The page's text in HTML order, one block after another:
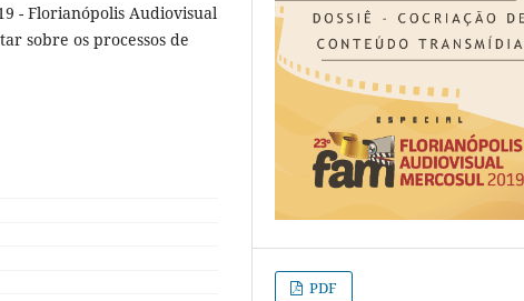
- Florianópolis Audiovisual
sobre os processos de
PDF